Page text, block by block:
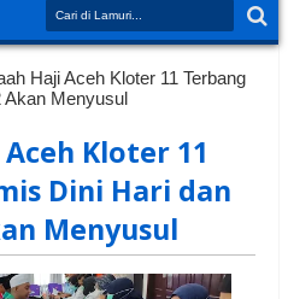
Haji Aceh Kloter 11 Terbang
Akan Menyusul
Kloter 11
Dini Hari dan
Menyusul